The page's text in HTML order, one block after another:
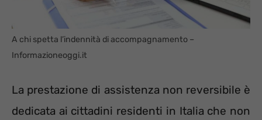
A chi spetta l’indennità di accompagnamento –
Informazioneoggi.it
La prestazione di assistenza non reversibile è
dedicata ai cittadini residenti in Italia che non